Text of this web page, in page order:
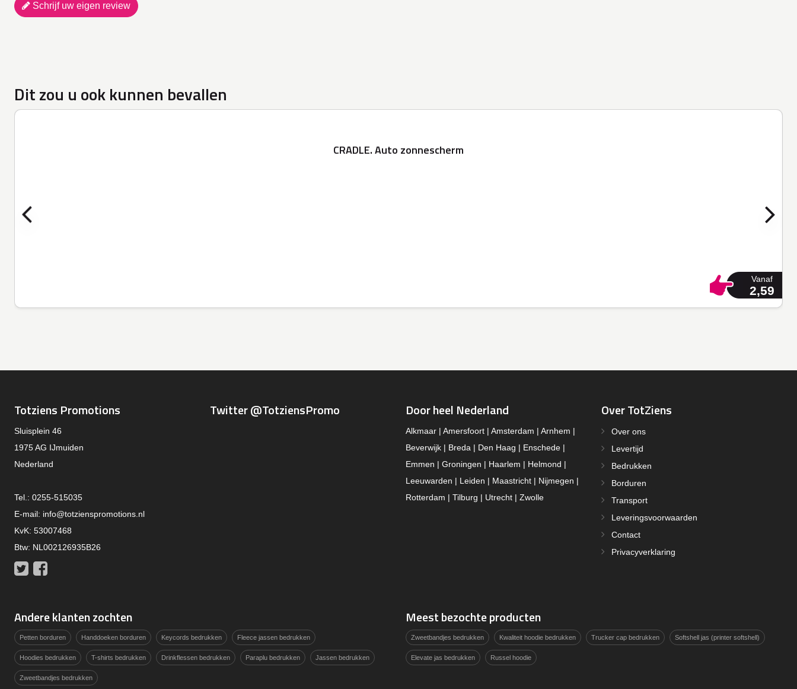
Schrijf uw eigen review
Dit zou u ook kunnen bevallen
CRADLE. Auto zonnescherm
Vanaf
2,59
Totziens Promotions
Sluisplein 46
1975 AG IJmuiden
Nederland
Tel.: 0255-515035
E-mail: info@totzienspromotions.nl
KvK: 53007468
Btw: NL002126935B26
Twitter
Twitter @TotziensPromo Door heel Nederland
Alkmaar | Amersfoort | Amsterdam | Arnhem |
Beverwijk | Breda | Den Haag | Enschede |
Emmen | Groningen | Haarlem | Helmond |
Leeuwarden | Leiden | Maastricht | Nijmegen |
Rotterdam | Tilburg | Utrecht | Zwolle
Over TotZiens
Over ons
Levertijd
Bedrukken
Borduren
Transport
Leveringsvoorwaarden
Contact
Privacyverklaring
Andere klanten zochten
Petten borduren Handdoeken borduren Keycords bedrukken Fleece jassen bedrukken
Hoodies bedrukken T-shirts bedrukken Drinkflessen bedrukken Paraplu bedrukken Jassen bedrukken
Zweetbandjes bedrukken
Meest bezochte producten
Zweetbandjes bedrukken Kwaliteit hoodie bedrukken Trucker cap bedrukken Softshell jas (printer softshell)
Elevate jas bedrukken Russel hoodie